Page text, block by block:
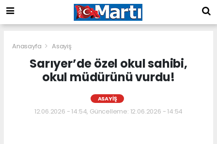
Anasayfa Asayiş
Sarıyer’de özel okul sahibi,
okul müdürünü vurdu!
ASAYIŞ
12.06.2026 - 14:54, Güncelleme: 12.06.2026 - 14:54